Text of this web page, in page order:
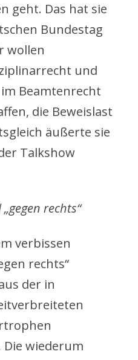
geht. Das hat sie
Bundestag
wollen
und
Beamtenrecht
die Beweislast
äußerte sie
Talkshow
rechts“
verbissen
rechts“
der in
wiederum